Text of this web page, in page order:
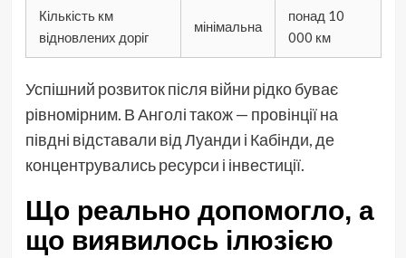
Кількість км
відновлених доріг
мінімальна
понад 10
000 км
Успішний розвиток після війни рідко буває
рівномірним. В Анголі також — провінції на
півдні відставали від Луанди і Кабінди, де
концентрувались ресурси і інвестиції.
Що реально допомогло, а
що виявилось ілюзією